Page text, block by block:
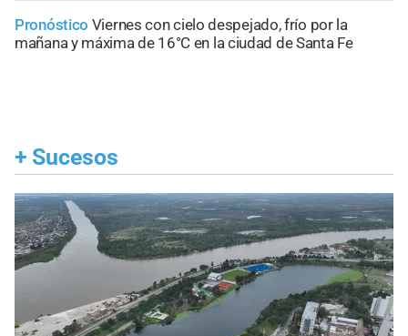
Pronóstico Viernes con cielo despejado, frío por la
mañana y máxima de 16°C en la ciudad de Santa Fe
+ Sucesos